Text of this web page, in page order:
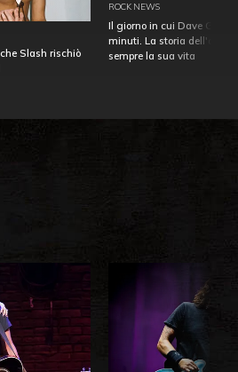
Slash rischiò
ROCK NEWS
Il giorno in cui Dave
minuti. La storia
sempre la sua vita